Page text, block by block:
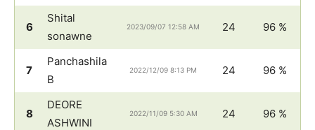
6
Shital
sonawne
2023/09/07 12:58 AM 24 96 %
7
Panchashila
B
2022/12/09 8:13 PM 24 96 %
8
DEORE
ASHWINI
2022/11/09 5:30 AM 24 96 %